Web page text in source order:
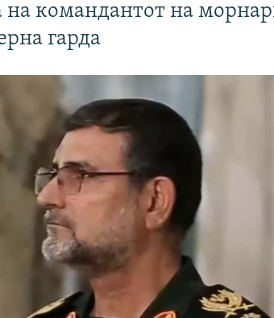
на командантот на
гарда